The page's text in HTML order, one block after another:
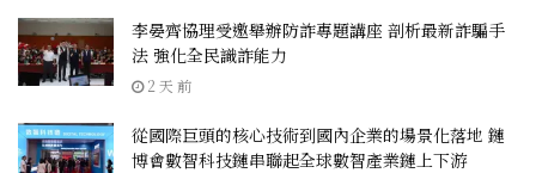
李晏齊協理受邀舉辦防詐專題講座 剖析最新詐騙手
法 強化全民識詐能力
2 天 前
從國際巨頭的核心技術到國內企業的場景化落地 鏈
博會數智科技鏈串聯起全球數智產業鏈上下游